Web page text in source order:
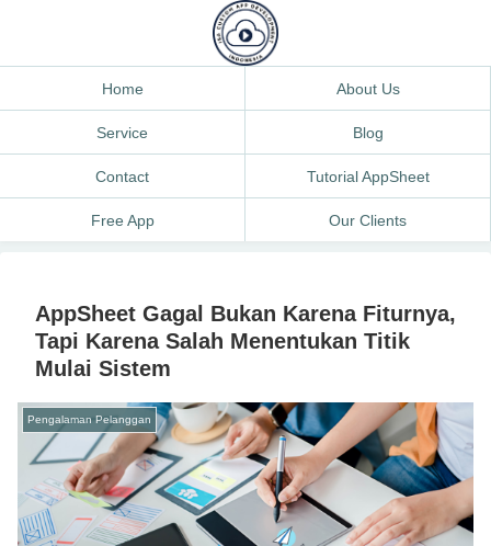
Home About Us
Service Blog
Contact Tutorial AppSheet
Free App Our Clients
AppSheet Gagal Bukan Karena Fiturnya,
Tapi Karena Salah Menentukan Titik
Mulai Sistem
Pengalaman Pelanggan